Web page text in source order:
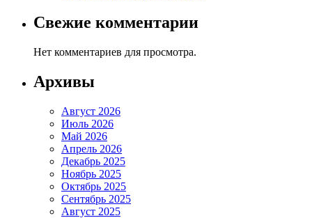
Свежие комментарии
Нет комментариев для просмотра.
Архивы
Август 2026
Июль 2026
Май 2026
Апрель 2026
Декабрь 2025
Ноябрь 2025
Октябрь 2025
Сентябрь 2025
Август 2025